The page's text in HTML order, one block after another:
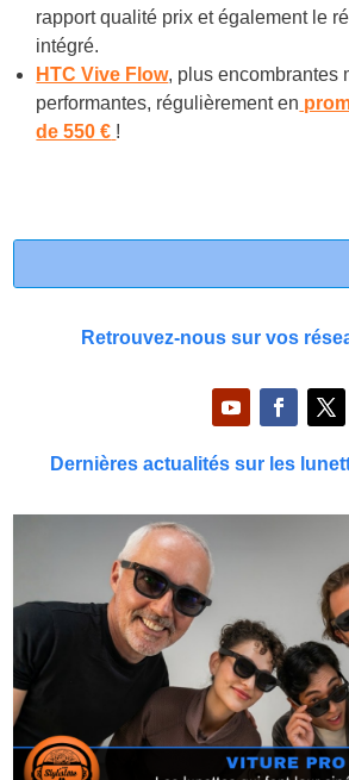
rapport qualité prix et également le
intégré.
HTC Vive Flow, plus encombrantes
performantes, régulièrement en
de 550 € !
Retrouvez-nous sur vos
Dernières actualités sur les